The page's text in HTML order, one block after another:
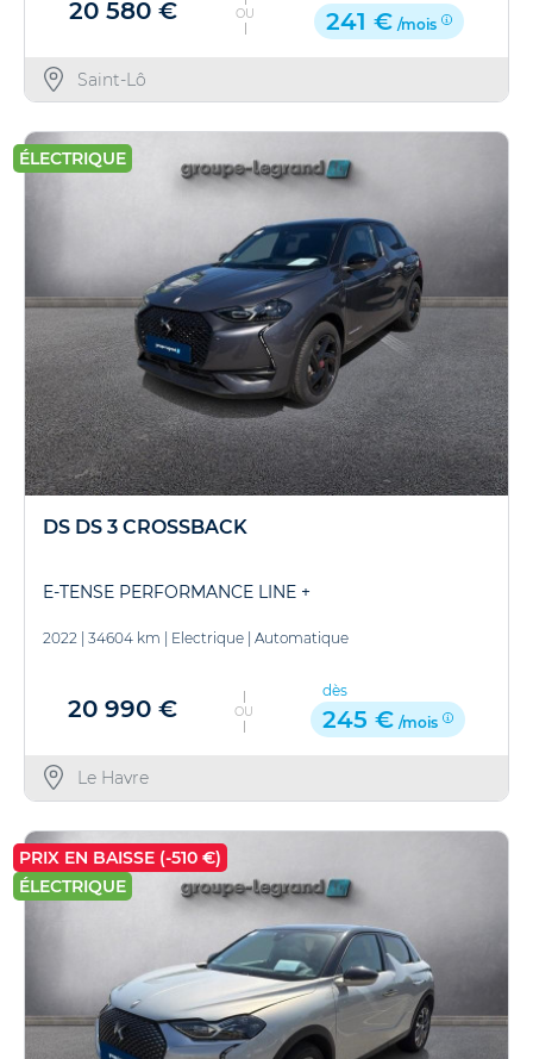
20 580 € OU 241 € /mois
Saint-Lô
ÉLECTRIQUE
DS DS 3 CROSSBACK
E-TENSE PERFORMANCE LINE +
2022 34604 km Electrique Automatique
20 990 € OU
dès
245 € /mois
Le Havre
PRIX EN BAISSE (-510 €)
ÉLECTRIQUE